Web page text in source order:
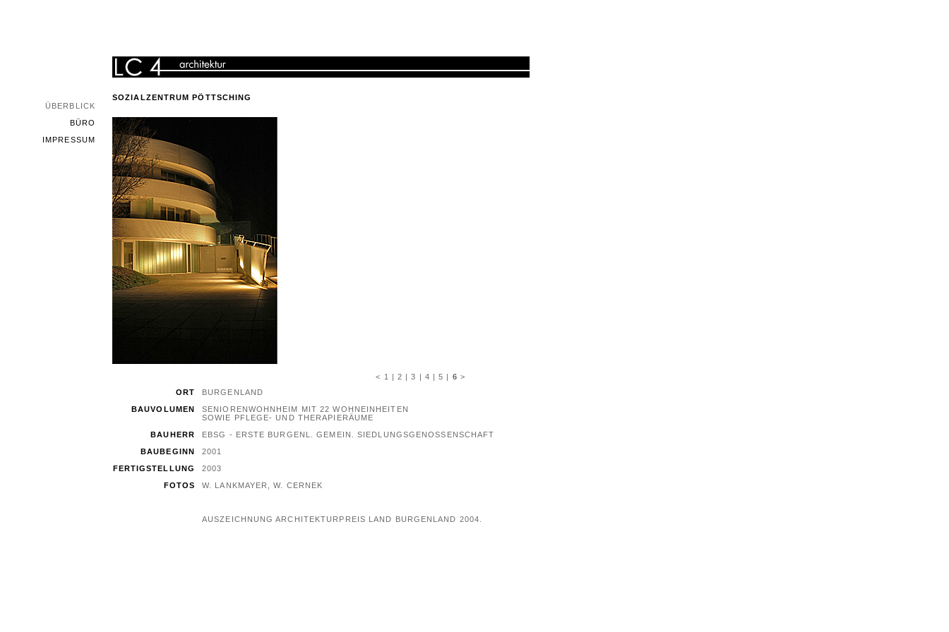
ÜBERBLICK
BÜRO
IMPRESSUM
SOZIALZENTRUM PÖTTSCHING
< 1 | 2 |3 | 4 |5 | 6 >
ORT
BAUVOLUMEN
BAUHERR
BAUBEGINN
FERTIGSTELLUNG
FOTOS
BURGENLAND
SENIORENWOHNHEIM MIT 22 WOHNEINHEITEN
SOWIE PFLEGE- UND THERAPIERÄUME
EBSG - ERSTE BURGENL. GEMEIN. SIEDLUNGSGENOSSENSCHAFT
2001
2003
W. LANKMAYER, W. CERNEK
AUSZEICHNUNG ARCHITEKTURPREIS LAND BURGENLAND 2004.